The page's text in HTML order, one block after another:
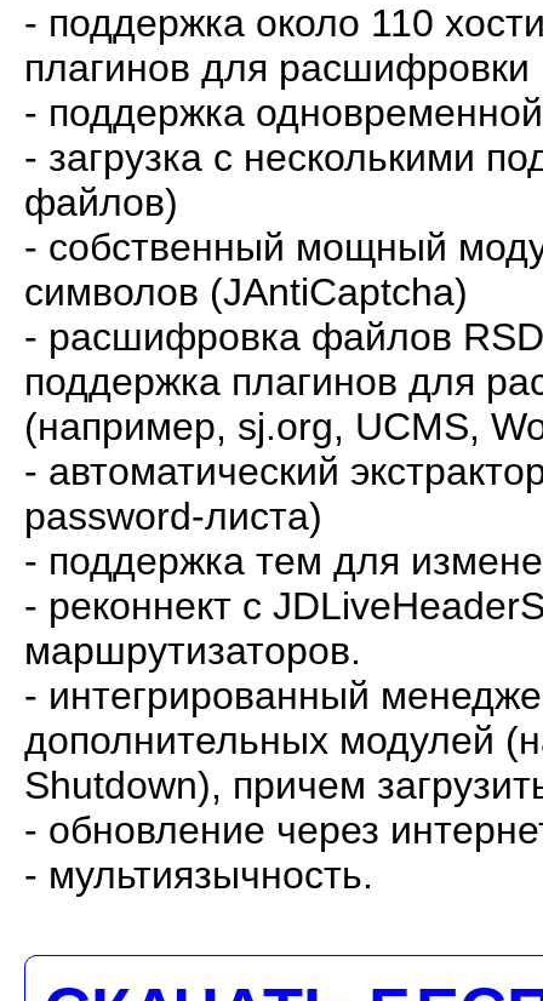
- поддержка около 110
плагинов для расшифровки
- поддержка
- загрузка с несколькими
файлов)
- собственный мощный
символов (JAntiCaptcha)
- расшифровка файлов
поддержка плагинов для
(например, sj.org, UCMS,
- автоматический
password-листа)
- поддержка тем для
- реконнект с
маршрутизаторов.
- интегрированный
дополнительных модулей
Shutdown), причем
- обновление через
- мультиязычность.